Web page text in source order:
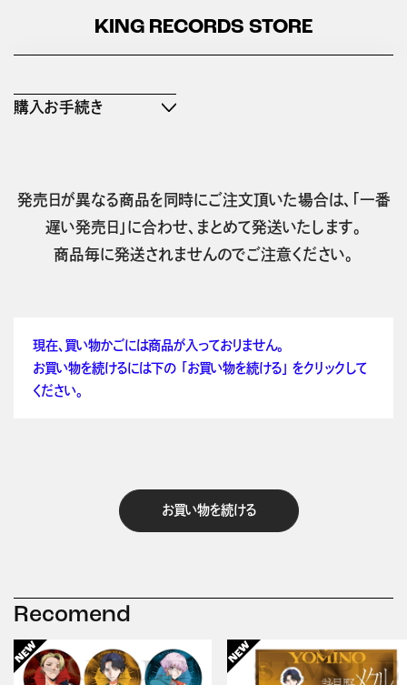
KING RECORDS STORE
購入お手続き
発売日が異なる商品を同時にご注文頂いた場合は、「一番
遅い発売日」に合わせ、まとめて発送いたします。
商品毎に発送されませんのでご注意ください。
現在、買い物かごには商品が入っておりません。
お買い物を続けるには下の 「お買い物を続ける」 をクリックして
ください。
お買い物を続ける
Recomend